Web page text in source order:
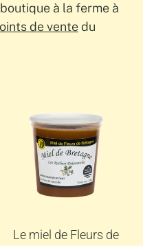
à la ferme à
de ventedu
Le miel de Fleurs de